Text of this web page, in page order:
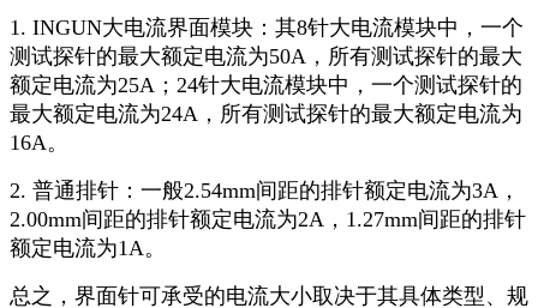
1. INGUN大电流界面模块：其8针大电流模块中，一个
测试探针的最大额定电流为50A，所有测试探针的最大
额定电流为25A；24针大电流模块中，一个测试探针的
最大额定电流为24A，所有测试探针的最大额定电流为
16A。
2. 普通排针：一般2.54mm间距的排针额定电流为3A，
2.00mm间距的排针额定电流为2A，1.27mm间距的排针
额定电流为1A。
总之，界面针可承受的电流大小取决于其具体类型、规